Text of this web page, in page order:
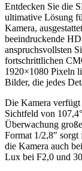
Entdecken Sie die
ultimative Lösung
Kamera,
beeindruckende
anspruchsvollsten
fortschrittlichen
1920×1080 Pixeln
Bilder, die jedes
Die Kamera
Sichtfeld von
Überwachung
Format 1/2,8″
die Kamera auch
Lux bei F2,0 und